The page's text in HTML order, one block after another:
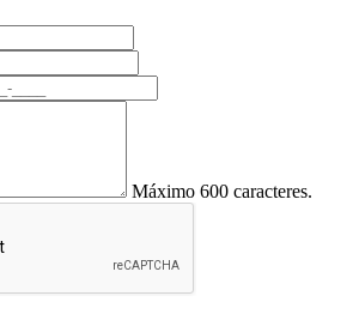
Máximo 600 caracteres.